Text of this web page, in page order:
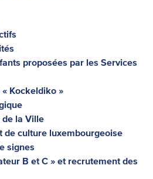
proposées par les Services
Kockeldiko »
la Ville
de culture luxembourgeoise
signes
B et C » et recrutement des